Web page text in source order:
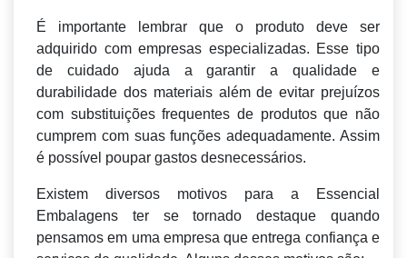
É importante lembrar que o produto deve ser
adquirido com empresas especializadas. Esse tipo
de cuidado ajuda a garantir a qualidade e
durabilidade dos materiais além de evitar prejuízos
com substituições frequentes de produtos que não
cumprem com suas funções adequadamente. Assim
é possível poupar gastos desnecessários.
Existem diversos motivos para a Essencial
Embalagens ter se tornado destaque quando
pensamos em uma empresa que entrega confiança e